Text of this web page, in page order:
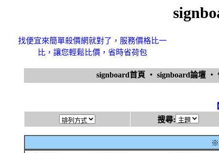
找便宜來簡單殺價網就對了，服務價格比一
比，讓您輕鬆比價，省時省荷包
signboard首頁 ‧ signboard論壇 ‧
搜尋:
※